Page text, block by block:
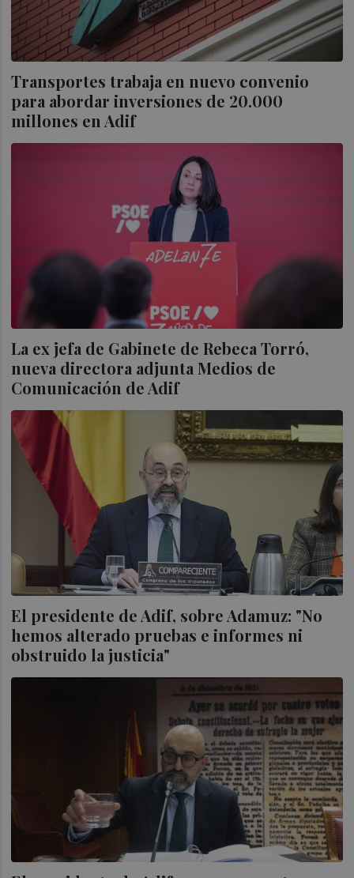
Transportes trabaja en nuevo convenio
para abordar inversiones de 20.000
millones en Adif
La ex jefa de Gabinete de Rebeca Torró,
nueva directora adjunta Medios de
Comunicación de Adif
El presidente de Adif, sobre Adamuz: "No
hemos alterado pruebas e informes ni
obstruido la justicia"